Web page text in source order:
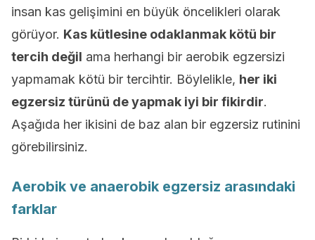
insan kas gelişimini en büyük öncelikleri olarak
görüyor. Kas kütlesine odaklanmak kötü bir
tercih değil ama herhangi bir aerobik egzersizi
yapmamak kötü bir tercihtir. Böylelikle, her iki
egzersiz türünü de yapmak iyi bir fikirdir.
Aşağıda her ikisini de baz alan bir egzersiz rutinini
görebilirsiniz.
Aerobik ve anaerobik egzersiz arasındaki
farklar